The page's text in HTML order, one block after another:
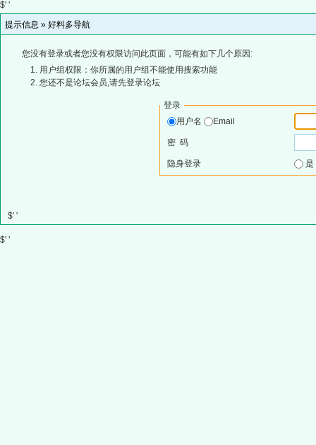
$' '
提示信息 » 好料多导航
您没有登录或者您没有权限访问此页面，可能有如下几个原因:
用户组权限：你所属的用户组不能使用搜索功能
您还不是论坛会员,请先登录论坛
登录
用户名
Email
密 码
隐身登录
$' '
$' '